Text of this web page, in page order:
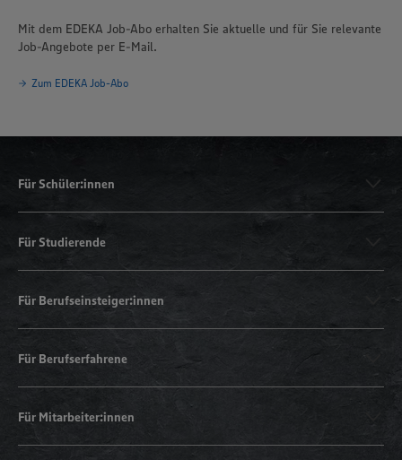
Mit dem EDEKA Job-Abo erhalten Sie aktuelle und für Sie relevante
Job-Angebote per E-Mail.
Zum EDEKA Job-Abo
Für Schüler:innen
Für Studierende
Für Berufseinsteiger:innen
Für Berufserfahrene
Für Mitarbeiter:innen